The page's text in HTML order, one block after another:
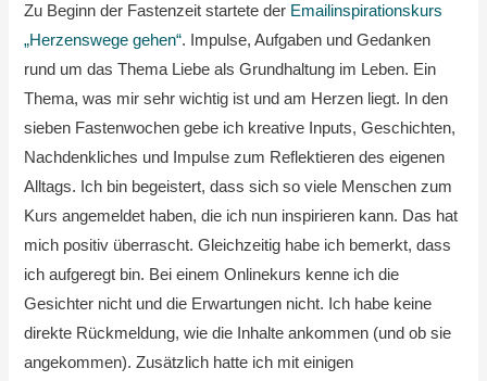
Zu Beginn der Fastenzeit startete der Emailinspirationskurs
„Herzenswege gehen“. Impulse, Aufgaben und Gedanken
rund um das Thema Liebe als Grundhaltung im Leben. Ein
Thema, was mir sehr wichtig ist und am Herzen liegt. In den
sieben Fastenwochen gebe ich kreative Inputs, Geschichten,
Nachdenkliches und Impulse zum Reflektieren des eigenen
Alltags. Ich bin begeistert, dass sich so viele Menschen zum
Kurs angemeldet haben, die ich nun inspirieren kann. Das hat
mich positiv überrascht. Gleichzeitig habe ich bemerkt, dass
ich aufgeregt bin. Bei einem Onlinekurs kenne ich die
Gesichter nicht und die Erwartungen nicht. Ich habe keine
direkte Rückmeldung, wie die Inhalte ankommen (und ob sie
angekommen). Zusätzlich hatte ich mit einigen